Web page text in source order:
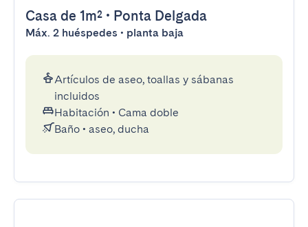
Casa de 1m² • Ponta Delgada
Máx. 2 huéspedes • planta baja
Artículos de aseo, toallas y sábanas
incluidos
Habitación • Cama doble
Baño • aseo, ducha